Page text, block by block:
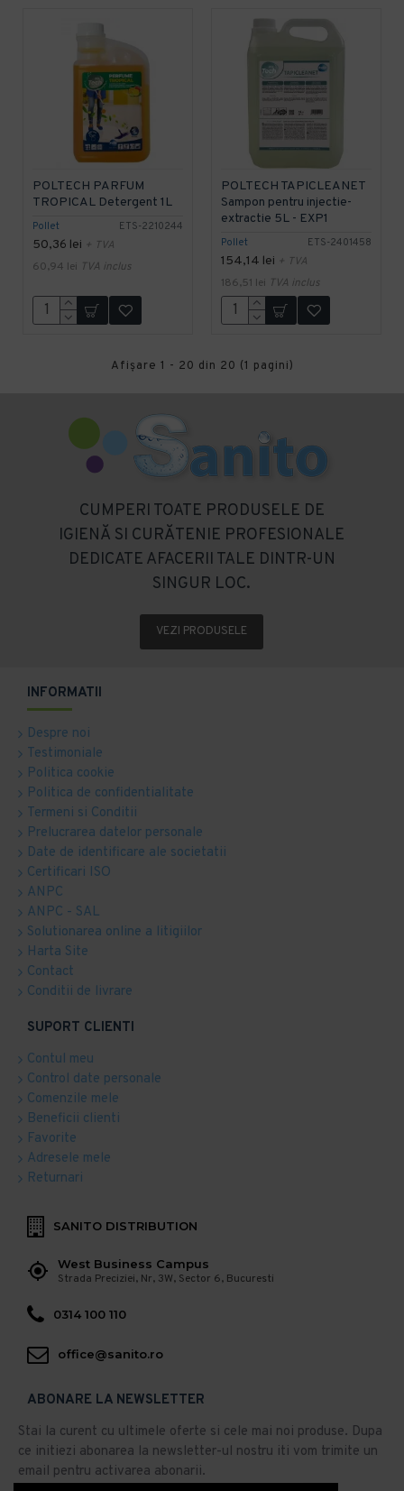
Pollet ETS-2210244
POLTECH PARFUM
TROPICAL Detergent 1L
50,36 lei + TVA
60,94 lei TVA inclus
Pollet ETS-2401458
POLTECH TAPICLEANET
Sampon pentru injectie-
extractie 5L - EXP1
154,14 lei + TVA
186,51 lei TVA inclus
Afişare 1 - 20 din 20 (1 pagini)
CUMPERI TOATE PRODUSELE DE
IGIENĂ SI CURĂTENIE PROFESIONALE
DEDICATE AFACERII TALE DINTR-UN
SINGUR LOC.
VEZI PRODUSELE
INFORMATII
Despre noi
Testimoniale
Politica cookie
Politica de confidentialitate
Termeni si Conditii
Prelucrarea datelor personale
Date de identificare ale societatii
Certificari ISO
ANPC
ANPC - SAL
Solutionarea online a litigiilor
Harta Site
Contact
Conditii de livrare
SUPORT CLIENTI
Contul meu
Control date personale
Comenzile mele
Beneficii clienti
Favorite
Adresele mele
Returnari
SANITO DISTRIBUTION
West Business Campus
Strada Preciziei, Nr, 3W, Sector 6, Bucuresti
0314 100 110
office@sanito.ro
ABONARE LA NEWSLETTER
Stai la curent cu ultimele oferte si cele mai noi produse. Dupa
ce initiezi abonarea la newsletter-ul nostru iti vom trimite un
email pentru activarea abonarii.